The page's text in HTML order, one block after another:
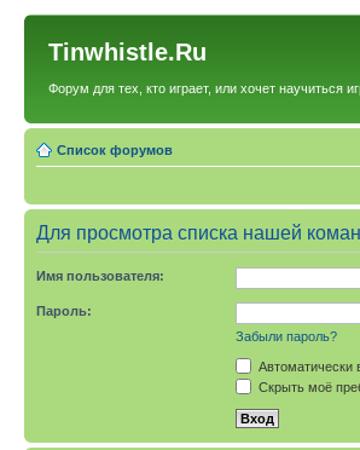
Tinwhistle.Ru
Форум для тех, кто играет, или хочет научиться
Список форумов
Для просмотра списка нашей
Имя пользователя:
Пароль:
Забыли пароль?
Автоматически
Скрыть моё